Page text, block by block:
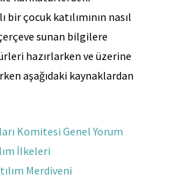
çocuk katılımının nasıl
sunan bilgilere
hazırlarken ve üzerine
aşağıdaki kaynaklardan
Komitesi Genel Yorum
İlkeleri
Merdiveni